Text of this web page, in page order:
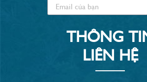
THÔNG
LIÊN HỆ